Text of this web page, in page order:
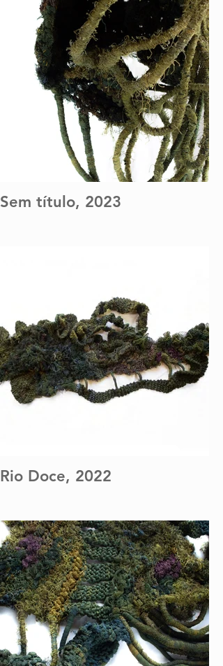
Sem título, 2023
Rio Doce, 2022